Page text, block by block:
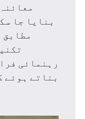
بنایا جا
مطابق
رہنمائی
بناتے ہوئے